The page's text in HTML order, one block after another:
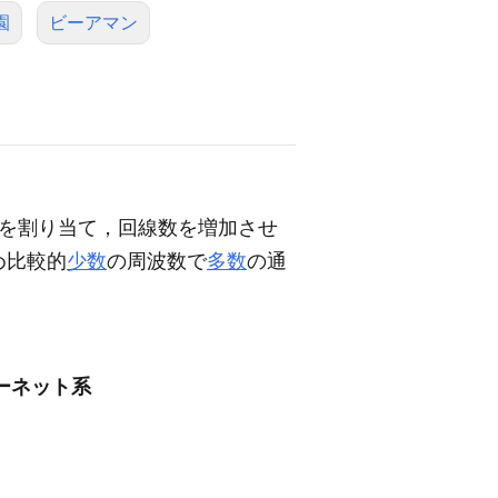
ビーアマン
割り当て，回線数を増加させ
比較的少数の周波数で多数の通
ネット系